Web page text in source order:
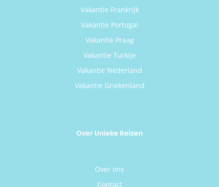
Vakantie Frankrijk
Vakantie Portugal
Vakantie Praag
Vakantie Turkije
Vakantie Nederland
Vakantie Griekenland
Over Unieke Reizen
Over ons
Contact